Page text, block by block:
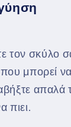
τον σκύλο
μπορεί
απαλά
πιει.